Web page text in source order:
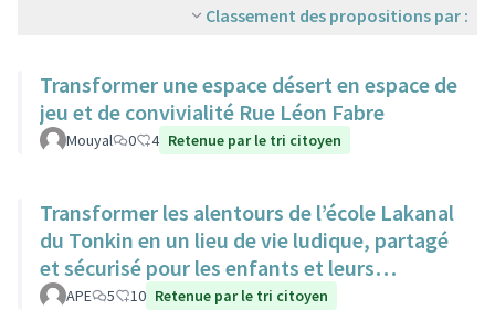
Classement des propositions par :
Transformer une espace désert en espace de
jeu et de convivialité Rue Léon Fabre
Mouyal 0 4 Retenue par le tri citoyen
Transformer les alentours de l’école Lakanal
du Tonkin en un lieu de vie ludique, partagé
et sécurisé pour les enfants et leurs
familles.
APE 5 10 Retenue par le tri citoyen